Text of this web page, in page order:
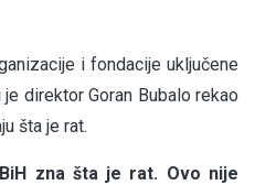
i fondacije uključene
direktor Goran Bubalo rekao
šta je rat.
zna šta je rat. Ovo nije